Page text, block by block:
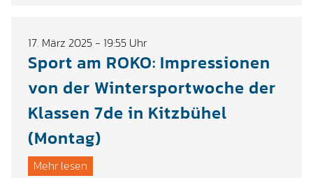
17. März 2025 - 19:55 Uhr
Sport am ROKO: Impressionen
von der Wintersportwoche der
Klassen 7de in Kitzbühel
(Montag)
Mehr lesen